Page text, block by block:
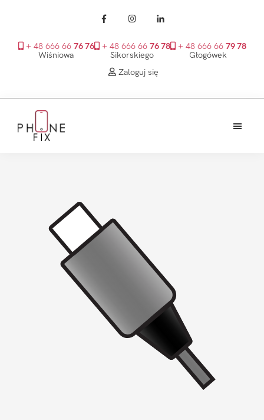
+ 48 666 66 76 76
Wiśniowa
+ 48 666 66 76 78
Sikorskiego
+ 48 666 66 79 78
Głogówek
Zaloguj się
głównego